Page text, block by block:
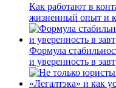
Как работают в
жизненный опыт и
Формула
и уверенность в